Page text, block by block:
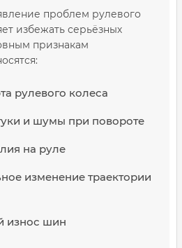
проблем рулевого
избежать серьёзных
признакам
рулевого колеса
и шумы при повороте
на руле
изменение траектории
износ шин